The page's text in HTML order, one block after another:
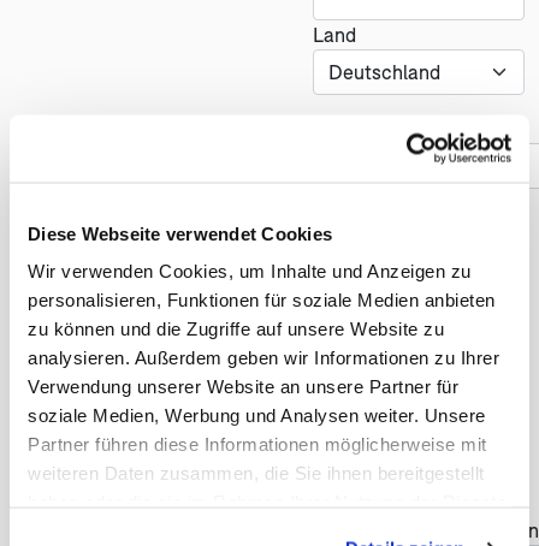
Diese Webseite verwendet Cookies
Wir verwenden Cookies, um Inhalte und Anzeigen zu
personalisieren, Funktionen für soziale Medien anbieten
zu können und die Zugriffe auf unsere Website zu
analysieren. Außerdem geben wir Informationen zu Ihrer
Verwendung unserer Website an unsere Partner für
soziale Medien, Werbung und Analysen weiter. Unsere
Partner führen diese Informationen möglicherweise mit
weiteren Daten zusammen, die Sie ihnen bereitgestellt
Land
Telefonnummer *
Reise
Anzahl der Reisenden *
Früheste Anreise *
Haben Sie